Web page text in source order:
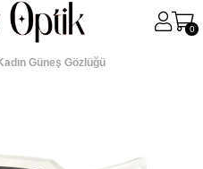
0
Güneş Gözlüğü